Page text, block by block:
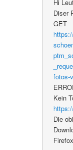
Hi
Diser
GET
fotos-
Kein
Die